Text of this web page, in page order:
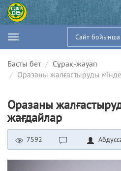
Басты бет
Сұрақ-жауап
Оразаны жалғастыруды
Оразаны
жағдайлар
7592